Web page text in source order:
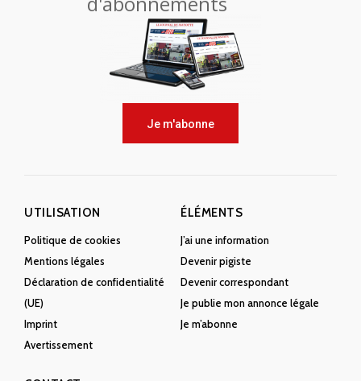
Je m'abonne
UTILISATION
Politique de cookies
Mentions légales
Déclaration de confidentialité
(UE)
Imprint
Avertissement
ÉLÉMENTS
J’ai une information
Devenir pigiste
Devenir correspondant
Je publie mon annonce légale
Je m’abonne